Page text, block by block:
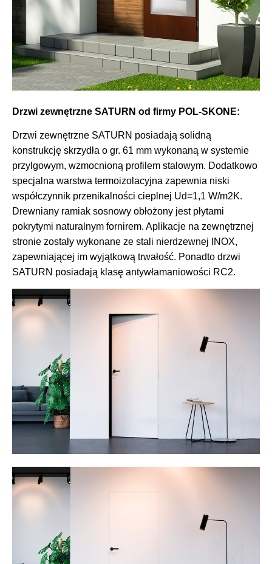
Drzwi zewnętrzne SATURN od firmy POL-SKONE:
Drzwi zewnętrzne SATURN posiadają solidną
konstrukcję skrzydła o gr. 61 mm wykonaną w systemie
przylgowym, wzmocnioną profilem stalowym. Dodatkowo
specjalna warstwa termoizolacyjna zapewnia niski
współczynnik przenikalności cieplnej Ud=1,1 W/m2K.
Drewniany ramiak sosnowy obłożony jest płytami
pokrytymi naturalnym fornirem. Aplikacje na zewnętrznej
stronie zostały wykonane ze stali nierdzewnej INOX,
zapewniającej im wyjątkową trwałość. Ponadto drzwi
SATURN posiadają klasę antywłamaniowości RC2.